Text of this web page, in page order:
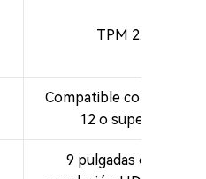
TPM 2.0
Compatible con DirectX
12 o superior
9 pulgadas o más,